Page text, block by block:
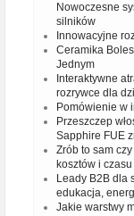
Nowoczesne
silników
Innowacyjne
Ceramika
Jednym
Interaktywne
rozrywce dla
Pomówienie w
Przeszczep
Sapphire FUE
Zrób to sam
kosztów i
Leady B2B dla
edukacja,
Jakie warstwy